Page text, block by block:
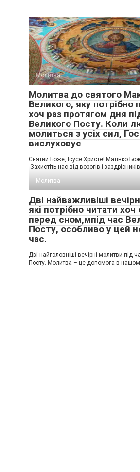
Молитва
Молитва до святого
Великого, яку потрібно
хоч раз протягом дня
Великого Посту. Коли
молиться з усіх сил,
вислуховує
Святий Боже, Ісусе Христе! Матінко
Захистіть нас від ворогів і
Молитва
Дві найважливіші
які потрібно читати хоч
перед сном,мпід час
Посту, особливо у цей
час.
Дві найголовніші вечірні молитви під
Посту. Молитва – це допомога в